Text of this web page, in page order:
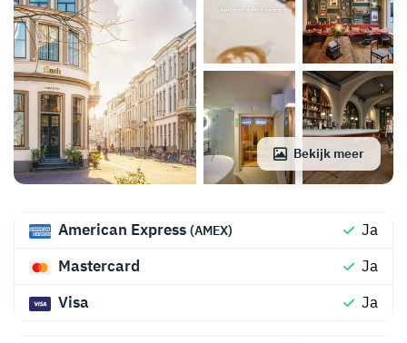
Bekijk meer
American Express (AMEX)
Ja
Mastercard
Ja
Visa
Ja